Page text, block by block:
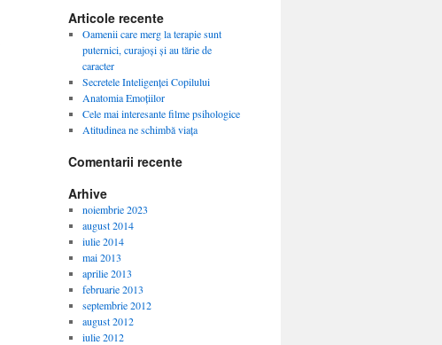
Articole recente
Oamenii care merg la terapie sunt
puternici, curajoși și au tărie de
caracter
Secretele Inteligenței Copilului
Anatomia Emoțiilor
Cele mai interesante filme psihologice
Atitudinea ne schimbă viața
Comentarii recente
Arhive
noiembrie 2023
august 2014
iulie 2014
mai 2013
aprilie 2013
februarie 2013
septembrie 2012
august 2012
iulie 2012